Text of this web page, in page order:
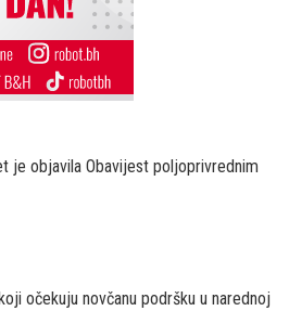
je objavila Obavijest poljoprivrednim
očekuju novčanu podršku u narednoj